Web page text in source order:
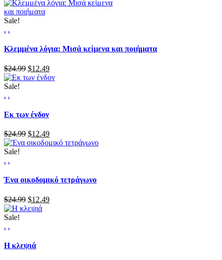
Sale!
. .
Κλεμμένα λόγια: Μισά κείμενα και ποιήματα
$24.99 $12.49
Sale!
. .
Εκ των ένδον
$24.99 $12.49
Sale!
. .
Ένα οικοδομικό τετράγωνο
$24.99 $12.49
Sale!
. .
Η κλεψιά